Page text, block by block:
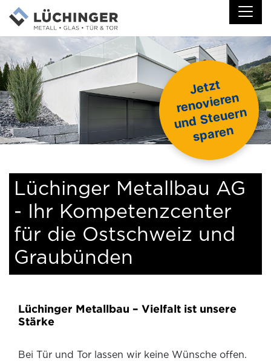
J
etzt
r
e
n
o
vi
er
e
n
u
n
d
St
e
u
er
n
s
p
ar
e
n
Lüchinger Metallbau AG
- Ihr Kompetenzcenter
für die Ostschweiz und
Graubünden
Lüchinger Metallbau – Vielfalt ist unsere
Stärke
Bei Tür und Tor lassen wir keine Wünsche offen.